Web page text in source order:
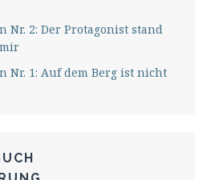
Nr. 2: Der Protagonist stand
Nr. 1: Auf dem Berg ist nicht